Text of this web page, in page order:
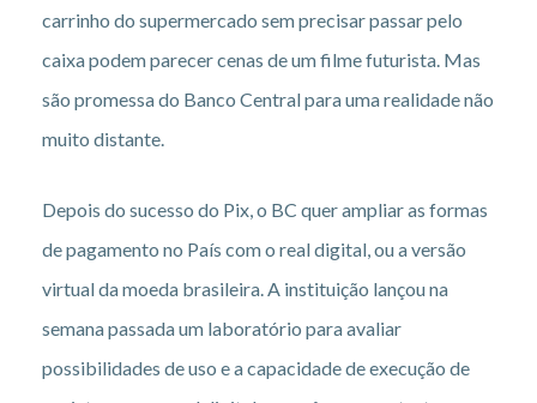
carrinho do supermercado sem precisar passar pelo
caixa podem parecer cenas de um filme futurista. Mas
são promessa do Banco Central para uma realidade não
muito distante.
Depois do sucesso do Pix, o BC quer ampliar as formas
de pagamento no País com o real digital, ou a versão
virtual da moeda brasileira. A instituição lançou na
semana passada um laboratório para avaliar
possibilidades de uso e a capacidade de execução de